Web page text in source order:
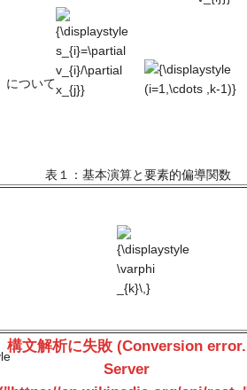
について
{\displaystyle
s_{i}=\partial
v_{i}/\partial
x_{j}}
表１：基本演算と要素的偏導関数
{\displaystyle
\varphi
_{k}\,}
構文解析に失敗 (Conversion error.
Server